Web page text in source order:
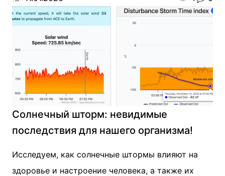
Солнечный шторм: невидимые
последствия для нашего организма!
Исследуем, как солнечные штормы влияют на
здоровье и настроение человека, а также их